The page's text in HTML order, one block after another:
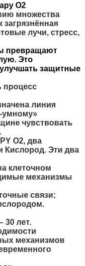
O2
множества
загрязнённая
лучи, стресс,
превращают
Это
защитные
процесс
линия
умному»
чувствовать
O2, два
Кислород. Эти два
клеточном
механизмы
связи;
30 лет.
механизмов